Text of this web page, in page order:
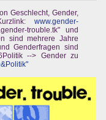
Geschlecht, Gender,
www.gender-
trouble.tk" und
sind mehrere Jahre
Genderfragen sind
--> Gender zu